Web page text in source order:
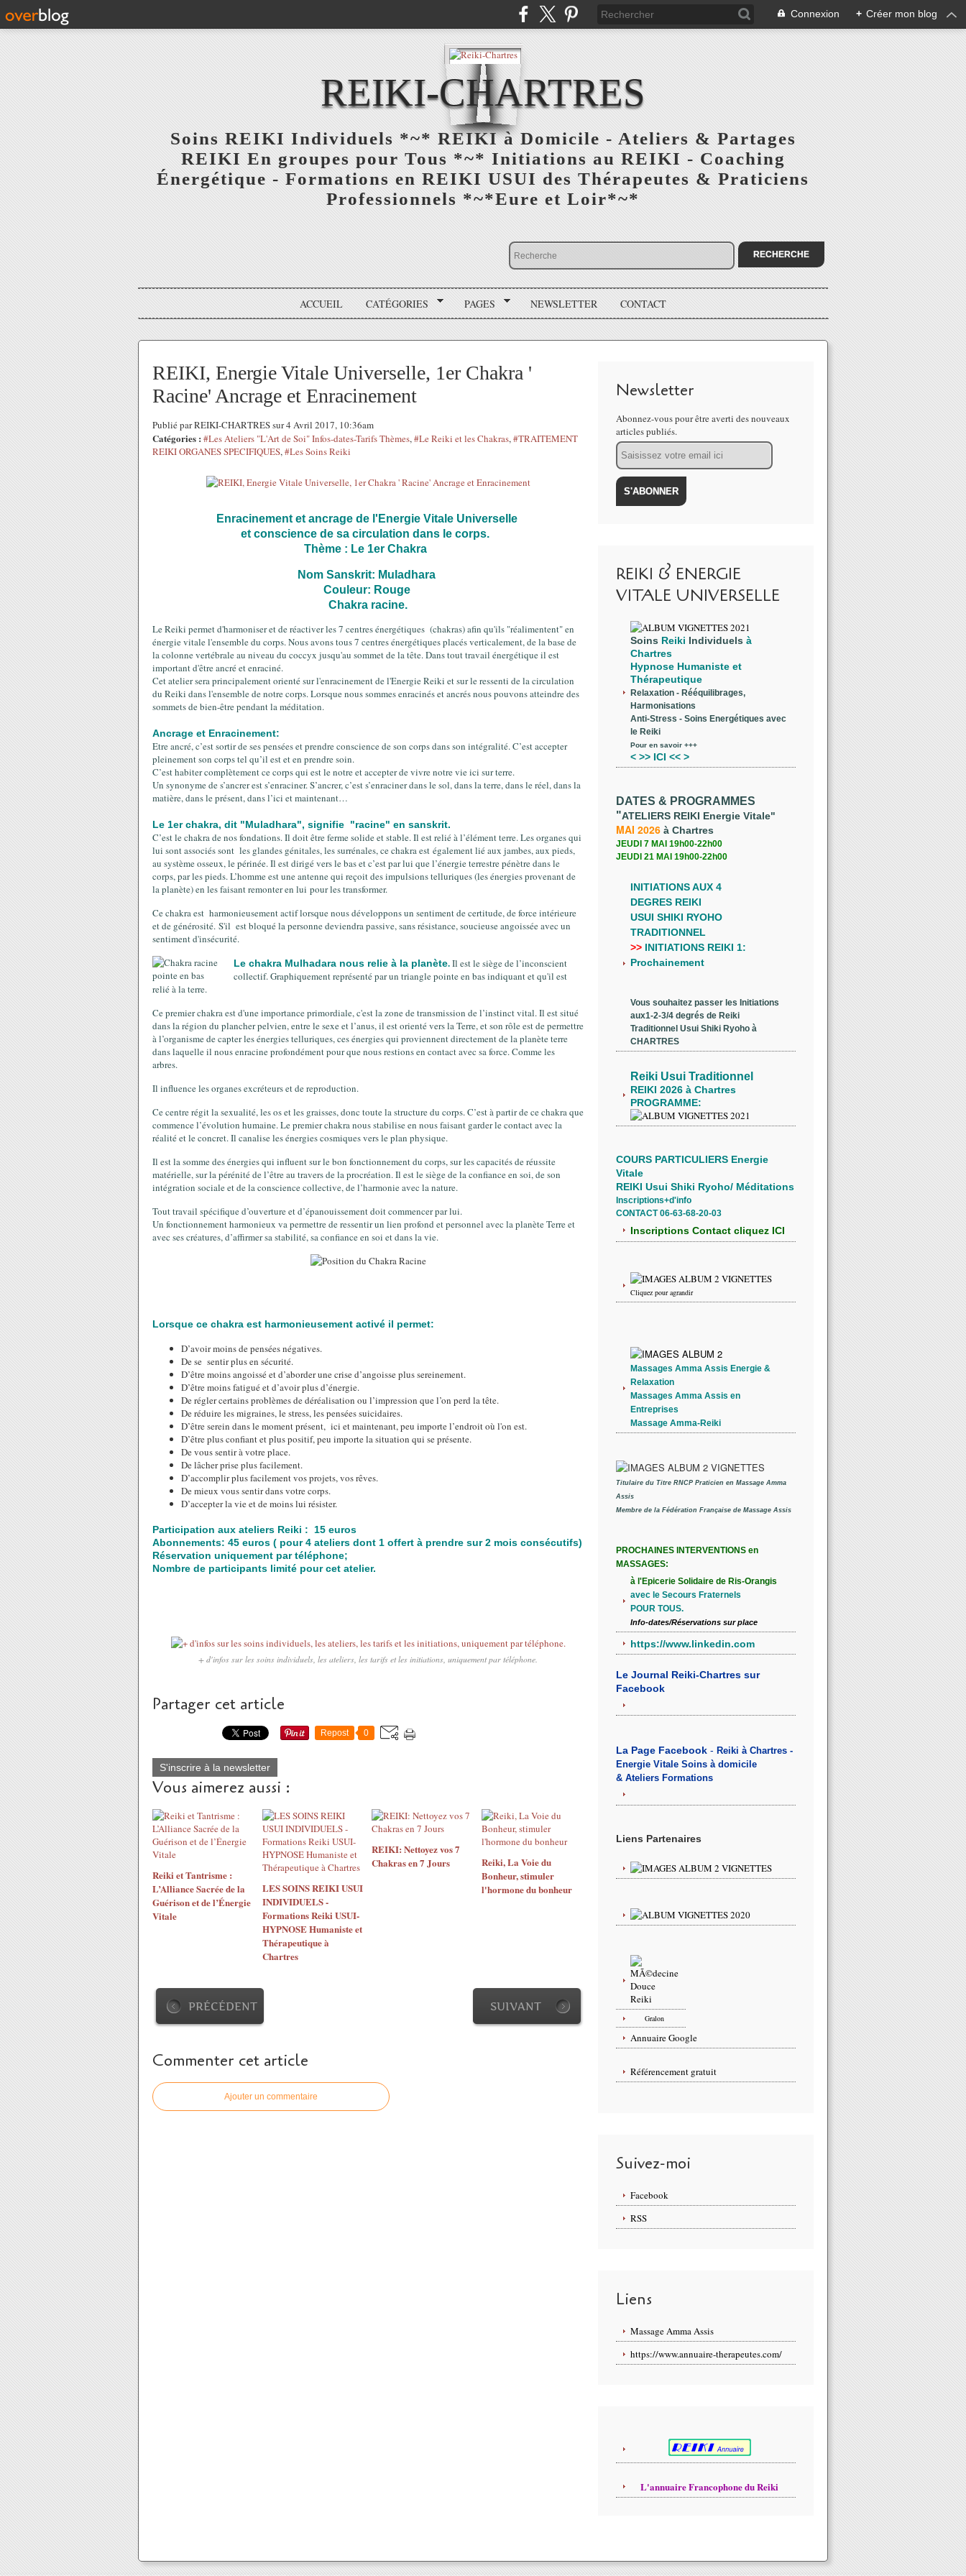
Connexion + Créer mon blog
REIKI-CHARTRES
Soins REIKI Individuels *~* REIKI à Domicile - Ateliers & Partages
REIKI En groupes pour Tous *~* Initiations au REIKI - Coaching
Énergétique - Formations en REIKI USUI des Thérapeutes & Praticiens
Professionnels *~*Eure et Loir*~*
ACCUEIL CATÉGORIES PAGES NEWSLETTER CONTACT
REIKI, Energie Vitale Universelle, 1er Chakra '
Racine' Ancrage et Enracinement
Publié par REIKI-CHARTRES sur 4 Avril 2017, 10:36am
Catégories : #Les Ateliers "L'Art de Soi" Infos-dates-Tarifs Thèmes,#Le Reiki et les Chakras,#TRAITEMENT
REIKI ORGANES SPECIFIQUES,#Les Soins Reiki
Enracinement et ancrage de l'Energie Vitale Universelle
et conscience de sa circulation dans le corps.
Thème : Le 1er Chakra
Nom Sanskrit: Muladhara
Couleur: Rouge
Chakra racine.
Le Reiki permet d'harmoniser et de réactiver les 7 centres énergétiques (chakras) afin qu'ils "réalimentent" en
énergie vitale l'ensemble du corps. Nous avons tous 7 centres énergétiques placés verticalement, de la base de
la colonne vertébrale au niveau du coccyx jusqu'au sommet de la tête. Dans tout travail énergétique il est
important d'être ancré et enraciné.
Cet atelier sera principalement orienté sur l'enracinement de l'Energie Reiki et sur le ressenti de la circulation
du Reiki dans l'ensemble de notre corps. Lorsque nous sommes enracinés et ancrés nous pouvons atteindre des
sommets de bien-être pendant la méditation.
Ancrage et Enracinement:
Etre ancré, c’est sortir de ses pensées et prendre conscience de son corps dans son intégralité. C’est accepter
pleinement son corps tel qu’il est et en prendre soin.
C’est habiter complètement ce corps qui est le notre et accepter de vivre notre vie ici sur terre.
Un synonyme de s’ancrer est s’enraciner. S’ancrer, c’est s’enraciner dans le sol, dans la terre, dans le réel, dans la
matière, dans le présent, dans l’ici et maintenant…
Le 1er chakra, dit "Muladhara", signifie "racine" en sanskrit.
C’est le chakra de nos fondations. Il doit être ferme solide et stable. Il est relié à l’élément terre. Les organes qui
lui sont associés sont les glandes génitales, les surrénales, ce chakra est également lié aux jambes, aux pieds,
au système osseux, le périnée. Il est dirigé vers le bas et c’est par lui que l’énergie terrestre pénètre dans le
corps, par les pieds. L’homme est une antenne qui reçoit des impulsions telluriques (les énergies provenant de
la planète) en les faisant remonter en lui pour les transformer.
Ce chakra est harmonieusement actif lorsque nous développons un sentiment de certitude, de force intérieure
et de générosité. S'il est bloqué la personne deviendra passive, sans résistance, soucieuse angoissée avec un
sentiment d'insécurité.
Le chakra Mulhadara nous relie à la planète.Il est le siège de l’inconscient
collectif. Graphiquement représenté par un triangle pointe en bas indiquant et qu'il est
relié à la terre.
Ce premier chakra est d'une importance primordiale, c'est la zone de transmission de l’instinct vital. Il est situé
dans la région du plancher pelvien, entre le sexe et l’anus, il est orienté vers la Terre, et son rôle est de permettre
à l’organisme de capter les énergies telluriques, ces énergies qui proviennent directement de la planète terre
dans laquelle il nous enracine profondément pour que nous restions en contact avec sa force. Comme les
arbres.
Il influence les organes excréteurs et de reproduction.
Ce centre régit la sexualité, les os et les graisses, donc toute la structure du corps. C’est à partir de ce chakra que
commence l’évolution humaine. Le premier chakra nous stabilise en nous faisant garder le contact avec la
réalité et le concret. Il canalise les énergies cosmiques vers le plan physique.
Il est la somme des énergies qui influent sur le bon fonctionnement du corps, sur les capacités de réussite
matérielle, sur la pérénité de l’être au travers de la procréation. Il est le siège de la confiance en soi, de son
intégration sociale et de la conscience collective, de l’harmonie avec la nature.
Tout travail spécifique d’ouverture et d’épanouissement doit commencer par lui.
Un fonctionnement harmonieux va permettre de ressentir un lien profond et personnel avec la planète Terre et
avec ses créatures, d’affirmer sa stabilité, sa confiance en soi et dans la vie.
Lorsque ce chakra est harmonieusement activé il permet:
D’avoir moins de pensées négatives.
De se sentir plus en sécurité.
D’être moins angoissé et d’aborder une crise d’angoisse plus sereinement.
D’être moins fatigué et d’avoir plus d’énergie.
De régler certains problèmes de déréalisation ou l’impression que l’on perd la tête.
De réduire les migraines, le stress, les pensées suicidaires.
D’être serein dans le moment présent, ici et maintenant, peu importe l’endroit où l'on est.
D’être plus confiant et plus positif, peu importe la situation qui se présente.
De vous sentir à votre place.
De lâcher prise plus facilement.
D’accomplir plus facilement vos projets, vos rêves.
De mieux vous sentir dans votre corps.
D’accepter la vie et de moins lui résister.
Participation aux ateliers Reiki : 15 euros
Abonnements: 45 euros ( pour 4 ateliers dont 1 offert à prendre sur 2 mois consécutifs)
Réservation uniquement par téléphone;
Nombre de participants limité pour cet atelier.
+ d'infos sur les soins individuels, les ateliers, les tarifs et les initiations, uniquement par téléphone.
Partager cet article
Repost 0
S'inscrire à la newsletter
Vous aimerez aussi :
Reiki et Tantrisme :
L’Alliance Sacrée de la
Guérison et de l’Énergie
Vitale
LES SOINS REIKI USUI
INDIVIDUELS -
Formations Reiki USUI-
HYPNOSE Humaniste et
Thérapeutique à
Chartres
REIKI: Nettoyez vos 7
Chakras en 7 Jours
Reiki, La Voie du
Bonheur, stimuler
l'hormone du bonheur
PRÉCÉDENT SUIVANT
Commenter cet article
Ajouter un commentaire
Newsletter
Abonnez-vous pour être averti des nouveaux
articles publiés.
Email
REIKI & ENERGIE
VITALE UNIVERSELLE
Soins Reiki Individuels à
Chartres
Hypnose Humaniste et
Thérapeutique
Relaxation - Rééquilibrages,
Harmonisations
Anti-Stress - Soins Energétiques avec
le Reiki
Pour en savoir +++
< >> ICI << >
DATES & PROGRAMMES
"ATELIERS REIKI Energie Vitale"
MAI 2026 à Chartres
JEUDI 7 MAI 19h00-22h00
JEUDI 21 MAI 19h00-22h00
INITIATIONS AUX 4
DEGRES REIKI
USUI SHIKI RYOHO
TRADITIONNEL
>> INITIATIONS REIKI 1:
Prochainement
Vous souhaitez passer les Initiations
aux1-2-3/4 degrés de Reiki
Traditionnel Usui Shiki Ryoho à
CHARTRES
Reiki Usui Traditionnel
REIKI 2026 à Chartres
PROGRAMME:
COURS PARTICULIERS Energie
Vitale
REIKI Usui Shiki Ryoho/ Méditations
Inscriptions+d'info
CONTACT 06-63-68-20-03
Inscriptions Contact cliquez ICI
Cliquez pour agrandir
Massages Amma Assis Energie &
Relaxation
Massages Amma Assis en
Entreprises
Massage Amma-Reiki
Titulaire du Titre RNCP Praticien en Massage Amma
Assis
Membre de la Fédération Française de Massage Assis
PROCHAINES INTERVENTIONS en
MASSAGES:
à l'Epicerie Solidaire de Ris-Orangis
avec le Secours Fraternels
POUR TOUS.
Info-dates/Réservations sur place
https://www.linkedin.com
Le Journal Reiki-Chartres sur
Facebook
La Page Facebook - Reiki à Chartres -
Energie Vitale Soins à domicile
& Ateliers Formations
Liens Partenaires
Gralon
Annuaire Google
Référencement gratuit
Suivez-moi
Facebook
RSS
Liens
Massage Amma Assis
https://www.annuaire-therapeutes.com/
L'annuaire Francophone du Reiki